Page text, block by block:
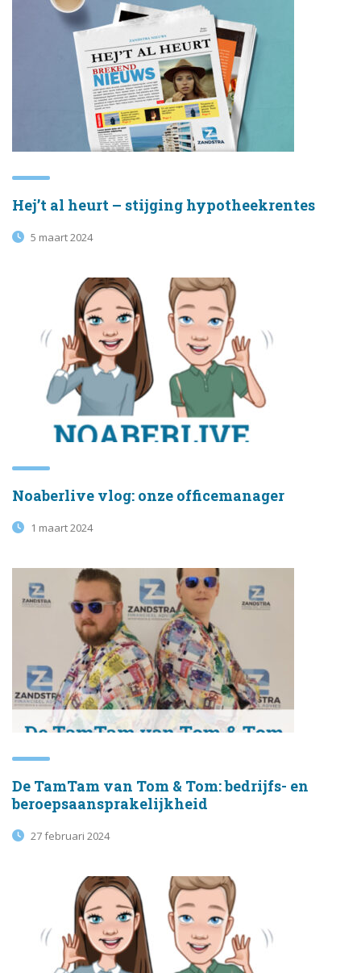
Hej’t al heurt – stijging hypotheekrentes
5 maart 2024
Noaberlive vlog: onze officemanager
1 maart 2024
De TamTam van Tom & Tom: bedrijfs- en
beroepsaansprakelijkheid
27 februari 2024